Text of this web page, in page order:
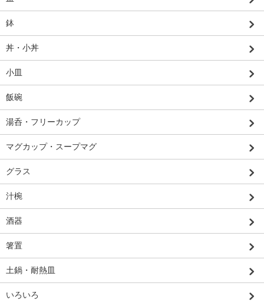
鉢
丼・小丼
小皿
飯碗
湯呑・フリーカップ
マグカップ・スープマグ
グラス
汁椀
酒器
箸置
土鍋・耐熱皿
いろいろ